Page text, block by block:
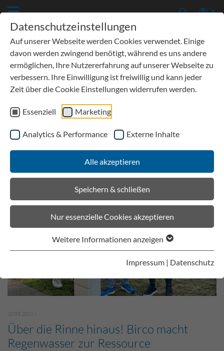
Datenschutzeinstellungen
Auf unserer Webseite werden Cookies verwendet. Einige
davon werden zwingend benötigt, während es uns andere
ermöglichen, Ihre Nutzererfahrung auf unserer Webseite zu
verbessern. Ihre Einwilligung ist freiwillig und kann jeder
Zeit über die Cookie Einstellungen widerrufen werden.
Essenziell Marketing
Analytics & Performance Externe Inhalte
Alle akzeptieren
Speichern & schließen
Nur essenzielle Cookies akzeptieren
Weitere Informationen anzeigen
Impressum | Datenschutz
Offene Word-Dateien und
hochauflösende Bilder
Offene Word-Dateien im .doc-Format und druckfähige Bilder
der Meldungen senden wir Ihnen gern zu. Einfach eine kurze
E-Mail an
10.03.2026 |
Über die Rinne hinaus! Birco macht
Regenwasser zur Ressource